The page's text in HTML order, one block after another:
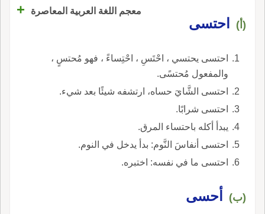
معجم اللغة العربية المعاصرة +
(أ) احتسى
احتسى يحتسي ، احْتَسِ ، احْتِساءً ، فهو مُحتسٍ ،
والمفعول مُحتسًى.
احتسى الشَّايَ حساه، ارتشفه شيئًا بعد شيء.
احتسى شرابًا.
يبدأ أكله باحتساء المرق.
احتسى أنفاسَ النَّوم: بدأ يدخل في النوم.
احتسى ما في نفسه: اختبره.
(ب) أحسى